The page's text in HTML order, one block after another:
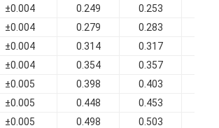
плоская медная проволока
±0.004 0.249 0.253
±0.004 0.279 0.283
±0.004 0.314 0.317
±0.004 0.354 0.357
±0.005 0.398 0.403
±0.005 0.448 0.453
±0.005 0.498 0.503